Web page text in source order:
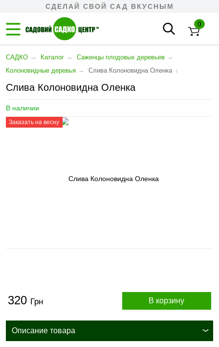
СДЕЛАЙ СВОЙ САД ВКУСНЫМ
0
САДКО → Каталог → Cаженцы плодовых деревьев →
Колоновидные деревья → Слива Колоновидна Оленка ↓
Слива Колоновидна Оленка
В наличии
Заказать на весну
320 Грн В корзину
Описание товара